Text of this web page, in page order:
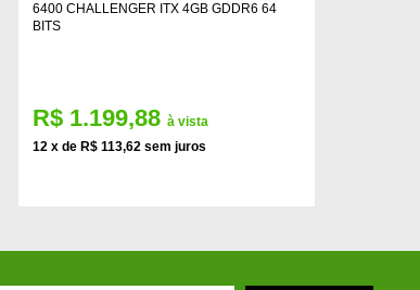
6400 CHALLENGER ITX 4GB GDDR6 64
BITS
R$ 1.199,88à vista
12 x de R$ 113,62 sem juros